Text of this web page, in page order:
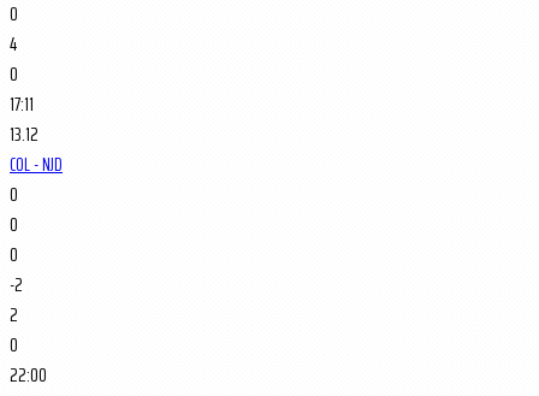
0
4
0
17:11
13.12
COL - NJD
0
0
0
-2
2
0
22:00